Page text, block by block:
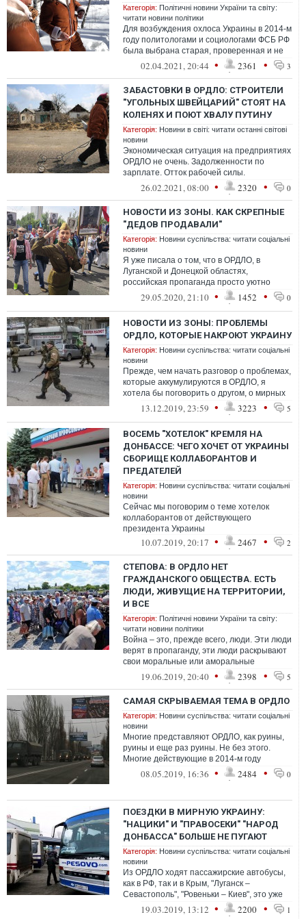
Категорія: Політичні новини України та світу:
читати новини політики
Для возбуждения охлоса Украины в 2014-м
году политологами и социологами ФСБ РФ
была выбрана старая, проверенная и не
утратившая своей силы антиолигарх...
02.04.2021, 20:44 • 2361 • 3
ЗАБАСТОВКИ В ОРДЛО: СТРОИТЕЛИ
"УГОЛЬНЫХ ШВЕЙЦАРИЙ" СТОЯТ НА
КОЛЕНЯХ И ПОЮТ ХВАЛУ ПУТИНУ
Категорія: Новини в світі: читати останні світові
новини
Экономическая ситуация на предприятиях
ОРДЛО не очень. Задолженности по
зарплате. Отток рабочей силы.
Разочарования "в угольной швейцарии" и
26.02.2021, 08:00 • 2320 • 0
НОВОСТИ ИЗ ЗОНЫ. КАК СКРЕПНЫЕ
"ДЕДОВ ПРОДАВАЛИ"
Категорія: Новини суспільства: читати соціальні
новини
Я уже писала о том, что в ОРДЛО, в
Луганской и Донецкой областях,
российская пропаганда просто уютно
легла на уже отшлифованное место. Так
29.05.2020, 21:10 • 1452 • 0
НОВОСТИ ИЗ ЗОНЫ: ПРОБЛЕМЫ
ОРДЛО, КОТОРЫЕ НАКРОЮТ УКРАИНУ
Категорія: Новини суспільства: читати соціальні
новини
Прежде, чем начать разговор о проблемах,
которые аккумулируются в ОРДЛО, я
хотела бы поговорить о другом, о мирных
территориях Украины.
13.12.2019, 23:59 • 3223 • 5
ВОСЕМЬ "ХОТЕЛОК" КРЕМЛЯ НА
ДОНБАССЕ: ЧЕГО ХОЧЕТ ОТ УКРАИНЫ
СБОРИЩЕ КОЛЛАБОРАНТОВ И
ПРЕДАТЕЛЕЙ
Категорія: Новини суспільства: читати соціальні
новини
Сейчас мы поговорим о теме хотелок
коллаборантов от действующего
президента Украины
10.07.2019, 20:17 • 2467 • 2
СТЕПОВА: В ОРДЛО НЕТ
ГРАЖДАНСКОГО ОБЩЕСТВА. ЕСТЬ
ЛЮДИ, ЖИВУЩИЕ НА ТЕРРИТОРИИ,
И ВСЕ
Категорія: Політичні новини України та світу:
читати новини політики
Война – это, прежде всего, люди. Эти люди
верят в пропаганду, эти люди раскрывают
свои моральные или аморальные
качества, эти люди готовы падать на са...
19.06.2019, 20:40 • 2398 • 5
САМАЯ СКРЫВАЕМАЯ ТЕМА В ОРДЛО
Категорія: Новини суспільства: читати соціальні
новини
Многие представляют ОРДЛО, как руины,
руины и еще раз руины. Не без этого.
Многие действующие в 2014-м году
предприятия оккупированной части
08.05.2019, 16:36 • 2484 • 0
ПОЕЗДКИ В МИРНУЮ УКРАИНУ:
"НАЦИКИ" И "ПРАВОСЕКИ" "НАРОД
ДОНБАССА" БОЛЬШЕ НЕ ПУГАЮТ
Категорія: Новини суспільства: читати соціальні
новини
Из ОРДЛО ходят пассажирские автобусы,
как в РФ, так и в Крым, "Луганск –
Севастополь", "Ровеньки – Киев", это уже
банальность. Так, за несколько дней ...
19.03.2019, 13:12 • 2200 • 1